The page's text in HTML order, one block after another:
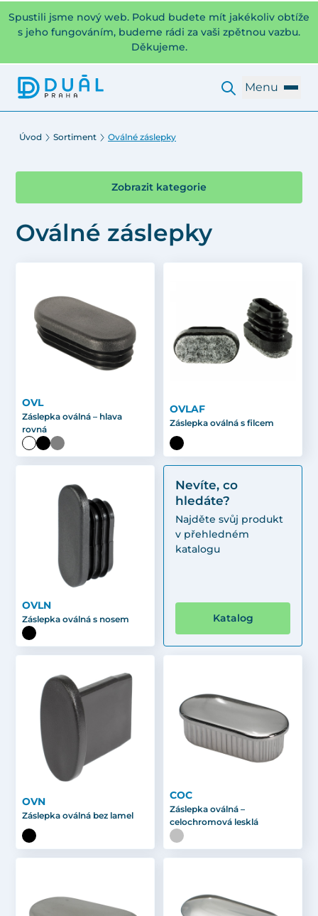
Spustili jsme nový web. Pokud budete mít jakékoliv obtíže
s jeho fungováním, budeme rádi za vaši zpětnou vazbu.
Děkujeme.
Menu
Úvod Sortiment Oválné záslepky
Zobrazit kategorie
Oválné záslepky
OVL
Záslepka oválná – hlava
rovná
OVLAF
Záslepka oválná s filcem
OVLN
Záslepka oválná s nosem
Nevíte, co
hledáte?
Najděte svůj produkt
v přehledném
katalogu
Katalog
OVN
Záslepka oválná bez lamel
COC
Záslepka oválná –
celochromová lesklá